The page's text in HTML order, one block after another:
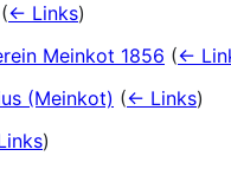
(← Links)
Meinkot 1856 (←
(Meinkot) (← Links)
)